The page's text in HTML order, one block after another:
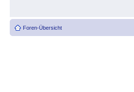
Foren-Übersicht